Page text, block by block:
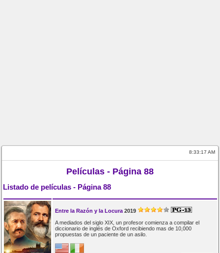
8:33:17 AM
Películas - Página 88
Listado de películas - Página 88
Entre la Razón y la Locura 2019
A mediados del siglo XIX, un profesor comienza a compilar el
diccionario de inglés de Oxford recibiendo mas de 10,000
propuestas de un paciente de un asilo.